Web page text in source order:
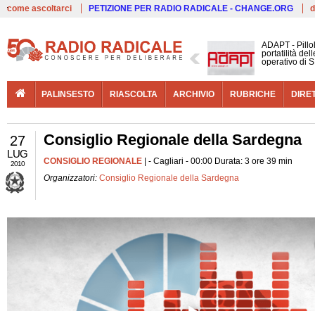
come ascoltarci PETIZIONE PER RADIO RADICALE - CHANGE.ORG
ADAPT -
portatilità
operativo di
PALINSESTO RIASCOLTA ARCHIVIO RUBRICHE
27
LUG
2010
Consiglio Regionale della Sardegna
CONSIGLIO REGIONALE | - Cagliari - 00:00 Durata: 3 ore 39 min
Organizzatori: Consiglio Regionale della Sardegna